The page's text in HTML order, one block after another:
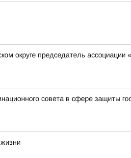
округе председатель
совета в сфере защиты